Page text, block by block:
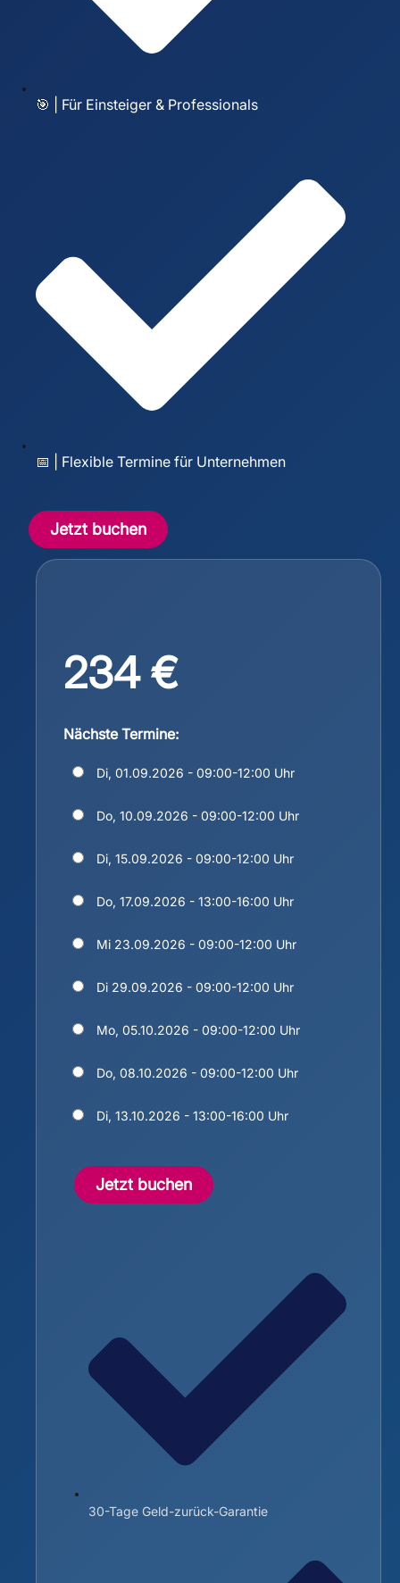
🎯 | Für Einsteiger & Professionals
📅 | Flexible Termine für Unternehmen
Jetzt buchen
234 €
Nächste Termine:
Di, 01.09.2026 - 09:00-12:00 Uhr
Do, 10.09.2026 - 09:00-12:00 Uhr
Di, 15.09.2026 - 09:00-12:00 Uhr
Do, 17.09.2026 - 13:00-16:00 Uhr
Mi 23.09.2026 - 09:00-12:00 Uhr
Di 29.09.2026 - 09:00-12:00 Uhr
Mo, 05.10.2026 - 09:00-12:00 Uhr
Do, 08.10.2026 - 09:00-12:00 Uhr
Di, 13.10.2026 - 13:00-16:00 Uhr
Jetzt buchen
30-Tage Geld-zurück-Garantie